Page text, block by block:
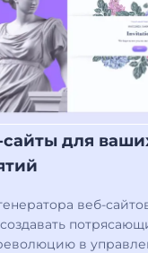
сайты для
веб-
в